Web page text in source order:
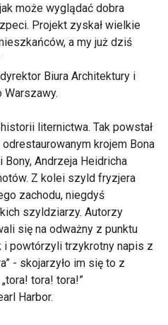
może wyglądać dobra
Projekt zyskał wielkie
a my już dziś
Biura Architektury i
liternictwa. Tak powstał
krojem Bona
Andrzeja Heidricha
Z kolei szyld fryzjera
zachodu, niegdyś
szyldziarzy. Autorzy
się na odważny z punktu
powtórzyli trzykrotny napis z
- skojarzyło im się to z
tora! tora!”
Harbor.